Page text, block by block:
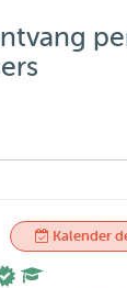
Kalender